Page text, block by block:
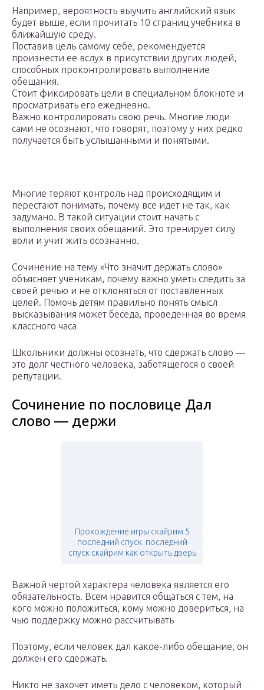
Например, вероятность выучить английский язык
будет выше, если прочитать 10 страниц учебника в
ближайшую среду.
Поставив цель самому себе, рекомендуется
произнести ее вслух в присутствии других людей,
способных проконтролировать выполнение
обещания.
Стоит фиксировать цели в специальном блокноте и
просматривать его ежедневно.
Важно контролировать свою речь. Многие люди
сами не осознают, что говорят, поэтому у них редко
получается быть услышанными и понятыми.
Многие теряют контроль над происходящим и
перестают понимать, почему все идет не так, как
задумано. В такой ситуации стоит начать с
выполнения своих обещаний. Это тренирует силу
воли и учит жить осознанно.
Сочинение на тему «Что значит держать слово»
объясняет ученикам, почему важно уметь следить за
своей речью и не отклоняться от поставленных
целей. Помочь детям правильно понять смысл
высказывания может беседа, проведенная во время
классного часа
Школьники должны осознать, что сдержать слово —
это долг честного человека, заботящегося о своей
репутации.
Сочинение по пословице Дал
слово — держи
Прохождение игры скайрим 5
последний спуск. последний
спуск скайрим как открыть дверь
Важной чертой характера человека является его
обязательность. Всем нравится общаться с тем, на
кого можно положиться, кому можно довериться, на
чью поддержку можно рассчитывать
Поэтому, если человек дал какое-либо обещание, он
должен его сдержать.
Никто не захочет иметь дело с человеком, который